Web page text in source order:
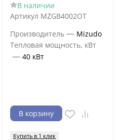
В наличии
Артикул MZGB4002OT
Производитель — Mizudo
Тепловая мощность, кВт
— 40 кВт
В корзину
Купить в 1 клик